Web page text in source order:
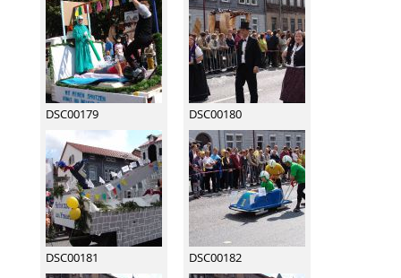
DSC00179 DSC00180
DSC00181 DSC00182